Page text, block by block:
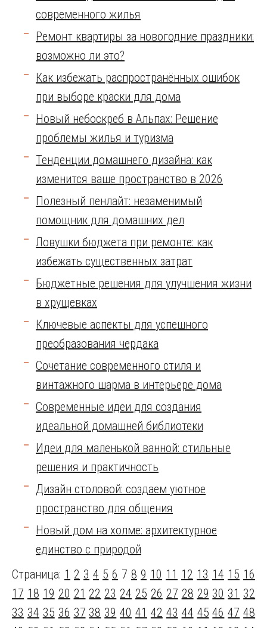
современного жилья
Ремонт квартиры за новогодние праздники:
возможно ли это?
Как избежать распространённых ошибок
при выборе краски для дома
Новый небоскреб в Альпах: Решение
проблемы жилья и туризма
Тенденции домашнего дизайна: как
изменится ваше пространство в 2026
Полезный пенлайт: незаменимый
помощник для домашних дел
Ловушки бюджета при ремонте: как
избежать существенных затрат
Бюджетные решения для улучшения жизни
в хрущевках
Ключевые аспекты для успешного
преобразования чердака
Сочетание современного стиля и
винтажного шарма в интерьере дома
Современные идеи для создания
идеальной домашней библиотеки
Идеи для маленькой ванной: стильные
решения и практичность
Дизайн столовой: создаем уютное
пространство для общения
Новый дом на холме: архитектурное
единство с природой
Страница: 1 2 3 4 5 6 7 8 9 10 11 12 13 14 15 16
17 18 19 20 21 22 23 24 25 26 27 28 29 30 31 32
33 34 35 36 37 38 39 40 41 42 43 44 45 46 47 48